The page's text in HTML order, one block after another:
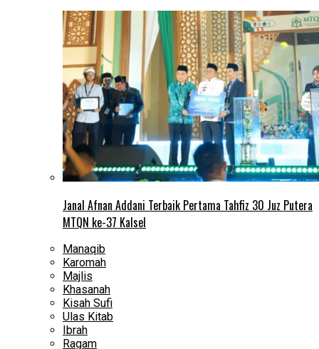
Janal Afnan Addani Terbaik Pertama Tahfiz 30 Juz Putera
MTQN ke-37 Kalsel
Manaqib
Karomah
Majlis
Khasanah
Kisah Sufi
Ulas Kitab
Ibrah
Ragam